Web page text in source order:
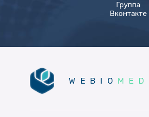
Группа
Вконтакте
WEBIO MED